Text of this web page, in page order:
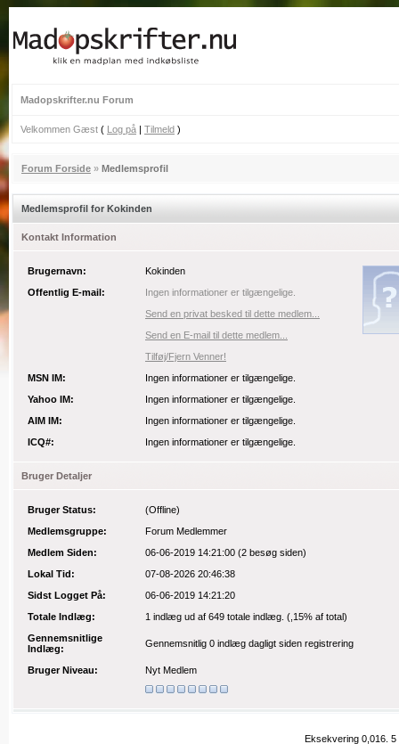
Madopskrifter.nu Forum
Velkommen Gæst ( Log på | Tilmeld )
Forum Forside » Medlemsprofil
Medlemsprofil for Kokinden
Kontakt Information
Brugernavn:
Kokinden
Offentlig E-mail:
Ingen informationer er tilgængelige.
Send en privat besked til dette medlem...
Send en E-mail til dette medlem...
Tilføj/Fjern Venner!
MSN IM:
Ingen informationer er tilgængelige.
Yahoo IM:
Ingen informationer er tilgængelige.
AIM IM:
Ingen informationer er tilgængelige.
ICQ#:
Ingen informationer er tilgængelige.
Bruger Detaljer
Bruger Status:
(Offline)
Medlemsgruppe:
Forum Medlemmer
Medlem Siden:
06-06-2019 14:21:00 (2 besøg siden)
Lokal Tid:
07-08-2026 20:46:38
Sidst Logget På:
06-06-2019 14:21:20
Totale Indlæg:
1 indlæg ud af 649 totale indlæg. (,15% af total)
Gennemsnitlige
Indlæg:
Gennemsnitlig 0 indlæg dagligt siden registrering
Bruger Niveau: Nyt Medlem
Eksekvering 0,016. 5